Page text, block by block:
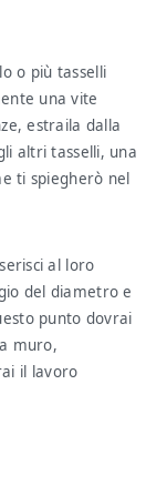
o più tasselli
una vite
estraila dalla
altri tasselli, una
ti spiegherò nel
al loro
del diametro e
punto dovrai
muro,
il lavoro